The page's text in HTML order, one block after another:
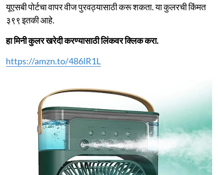
यूएसबी पोर्टचा वापर वीज पुरवठ्यासाठी करू शकता. या कुलरची किंमत
३९९ इतकी आहे.
हा मिनी कुलर खरेदी करण्यासाठी लिंकवर क्लिक करा.
https://amzn.to/486lR1L